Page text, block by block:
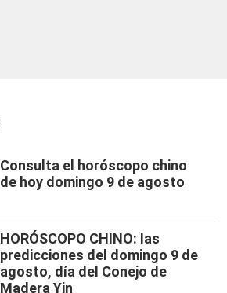
Consulta el horóscopo chino
de hoy domingo 9 de agosto
HORÓSCOPO CHINO: las
predicciones del domingo 9 de
agosto, día del Conejo de
Madera Yin